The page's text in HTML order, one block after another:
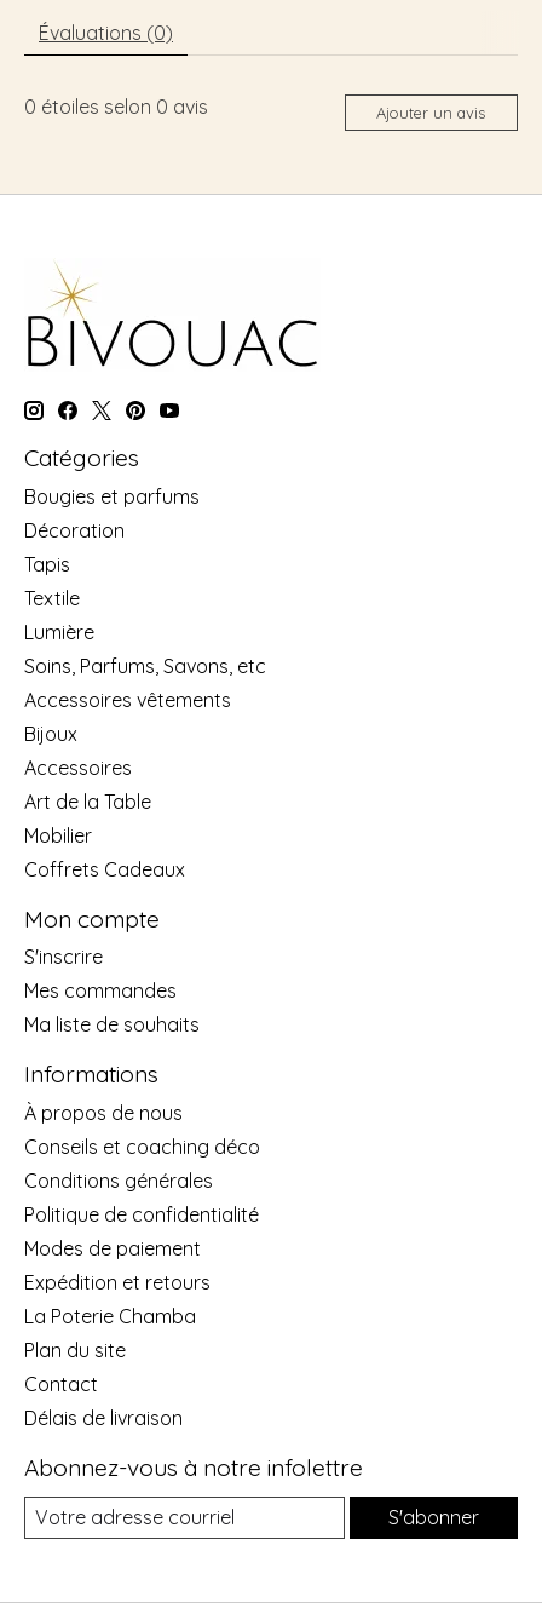
Évaluations (0)
0 étoiles selon 0 avis Ajouter un avis
Catégories
Bougies et parfums
Décoration
Tapis
Textile
Lumière
Soins, Parfums, Savons, etc
Accessoires vêtements
Bijoux
Accessoires
Art de la Table
Mobilier
Coffrets Cadeaux
Mon compte
S'inscrire
Mes commandes
Ma liste de souhaits
Informations
À propos de nous
Conseils et coaching déco
Conditions générales
Politique de confidentialité
Modes de paiement
Expédition et retours
La Poterie Chamba
Plan du site
Contact
Délais de livraison
Abonnez-vous à notre infolettre
S'abonner